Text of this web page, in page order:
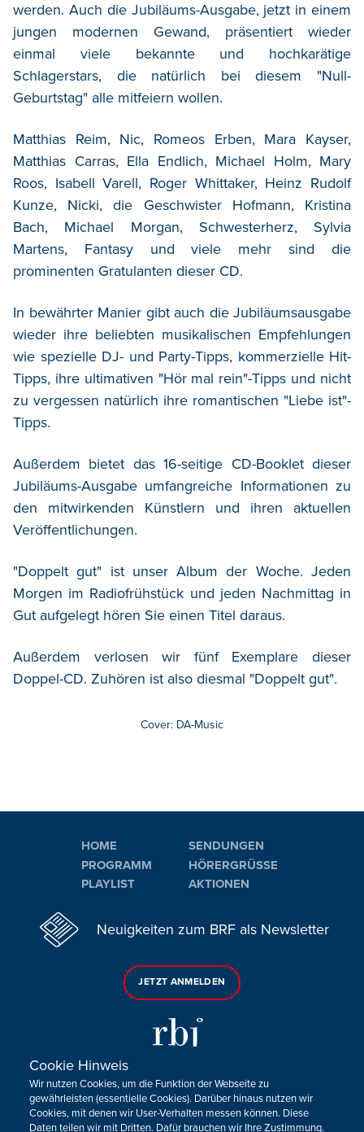
werden. Auch die Jubiläums-Ausgabe, jetzt in einem
jungen modernen Gewand, präsentiert wieder
einmal viele bekannte und hochkarätige
Schlagerstars, die natürlich bei diesem "Null-
Geburtstag" alle mitfeiern wollen.
Matthias Reim, Nic, Romeos Erben, Mara Kayser,
Matthias Carras, Ella Endlich, Michael Holm, Mary
Roos, Isabell Varell, Roger Whittaker, Heinz Rudolf
Kunze, Nicki, die Geschwister Hofmann, Kristina
Bach, Michael Morgan, Schwesterherz, Sylvia
Martens, Fantasy und viele mehr sind die
prominenten Gratulanten dieser CD.
In bewährter Manier gibt auch die Jubiläumsausgabe
wieder ihre beliebten musikalischen Empfehlungen
wie spezielle DJ- und Party-Tipps, kommerzielle Hit-
Tipps, ihre ultimativen "Hör mal rein"-Tipps und nicht
zu vergessen natürlich ihre romantischen "Liebe ist"-
Tipps.
Außerdem bietet das 16-seitige CD-Booklet dieser
Jubiläums-Ausgabe umfangreiche Informationen zu
den mitwirkenden Künstlern und ihren aktuellen
Veröffentlichungen.
"Doppelt gut" ist unser Album der Woche. Jeden
Morgen im Radiofrühstück und jeden Nachmittag in
Gut aufgelegt hören Sie einen Titel daraus.
Außerdem verlosen wir fünf Exemplare dieser
Doppel-CD. Zuhören ist also diesmal "Doppelt gut".
Cover: DA-Music
HOME
PROGRAMM
PLAYLIST
SENDUNGEN
HÖRERGRÜSSE
AKTIONEN
Neuigkeiten zum BRF als Newsletter
JETZT ANMELDEN
Sie haben noch Fragen oder Anmerkungen?
KONTAKTIEREN SIE UNS!
Cookie Hinweis
Wir nutzen Cookies, um die Funktion der Webseite zu
gewährleisten (essentielle Cookies). Darüber hinaus nutzen wir
Cookies, mit denen wir User-Verhalten messen können. Diese
Daten teilen wir mit Dritten. Dafür brauchen wir Ihre Zustimmung.